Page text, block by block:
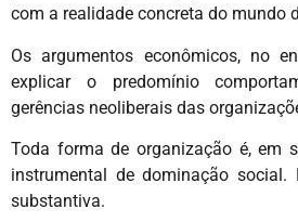
com a realidade concreta do mundo
Os argumentos econômicos, no
explicar o predomínio
gerências neoliberais das
Toda forma de organização é, em
instrumental de dominação
substantiva.